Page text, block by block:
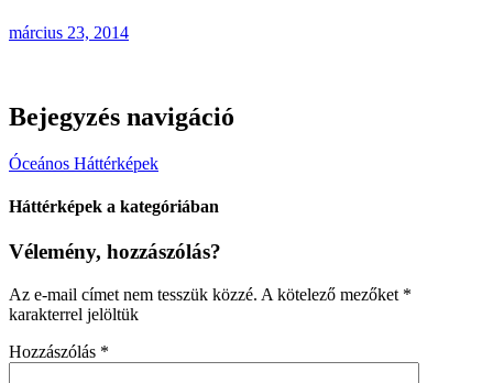
március 23, 2014
Bejegyzés navigáció
Óceános Háttérképek
Háttérképek a kategóriában
Vélemény, hozzászólás?
Az e-mail címet nem tesszük közzé. A kötelező mezőket *
karakterrel jelöltük
Hozzászólás *